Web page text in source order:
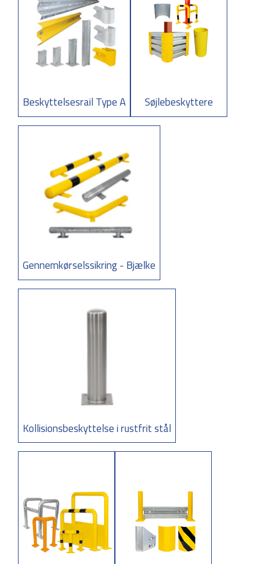
Beskyttelsesrail Type A Søjlebeskyttere
Gennemkørselssikring - Bjælke
Kollisionsbeskyttelse i rustfrit stål